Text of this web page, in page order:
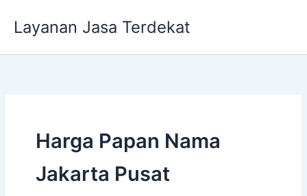
Layanan Jasa Terdekat
Harga Papan Nama
Jakarta Pusat